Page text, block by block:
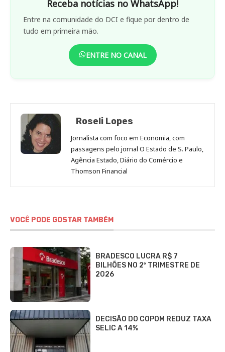
Receba notícias no WhatsApp!
Entre na comunidade do DCI e fique por dentro de
tudo em primeira mão.
ENTRE NO CANAL
Roseli Lopes
Jornalista com foco em Economia, com
passagens pelo jornal O Estado de S. Paulo,
Agência Estado, Diário do Comércio e
Thomson Financial
VOCÊ PODE GOSTAR TAMBÉM
BRADESCO LUCRA R$ 7
BILHÕES NO 2º TRIMESTRE DE
2026
DECISÃO DO COPOM REDUZ TAXA
SELIC A 14%